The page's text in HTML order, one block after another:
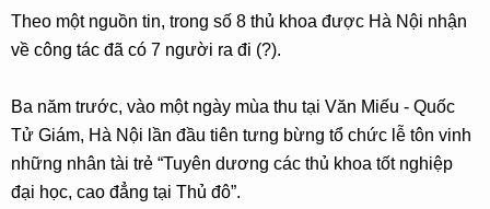
Theo một nguồn tin, trong số 8 thủ khoa được Hà Nội nhận
về công tác đã có 7 người ra đi (?).
Ba năm trước, vào một ngày mùa thu tại Văn Miếu - Quốc
Tử Giám, Hà Nội lần đầu tiên tưng bừng tổ chức lễ tôn vinh
những nhân tài trẻ “Tuyên dương các thủ khoa tốt nghiệp
đại học, cao đẳng tại Thủ đô”.